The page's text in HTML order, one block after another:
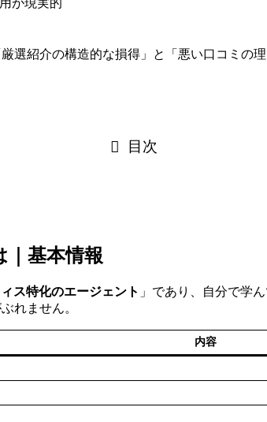
選紹介の構造的な損得」と「悪い口コミの
目次
｜基本情報
ス特化のエージェント 」であり、自分で学
れません。
内容